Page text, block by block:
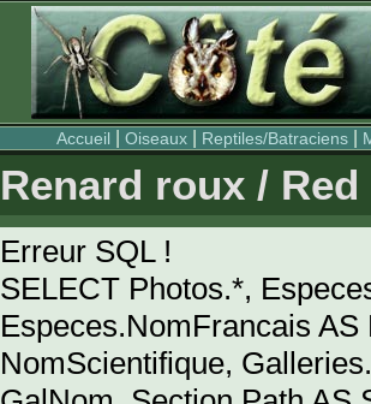
Accueil |Oiseaux Reptiles/Batraciens
Renard roux / Red
Erreur SQL !
SELECT Photos.*,
Especes.NomFrancais
NomScientifique,